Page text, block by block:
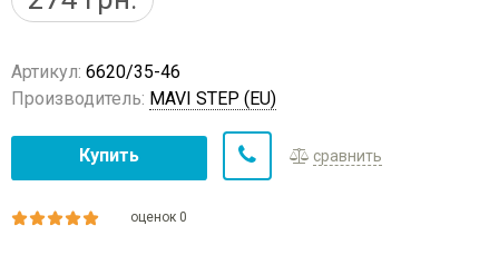
Артикул: 6620/35-46
Производитель: MAVI STEP (EU)
Купить сравнить
оценок 0